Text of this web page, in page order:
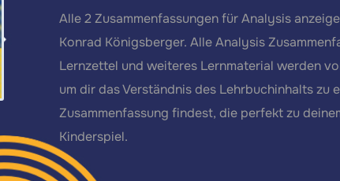
Alle 2 Zusammenfassungen für Analysis
Konrad Königsberger. Alle Analysis
Lernzettel und weiteres Lernmaterial werden
um dir das Verständnis des Lehrbuchinhalts zu
Zusammenfassung findest, die perfekt zu
Kinderspiel.